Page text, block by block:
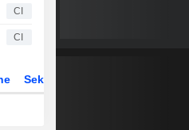
CI
CI
Sektor